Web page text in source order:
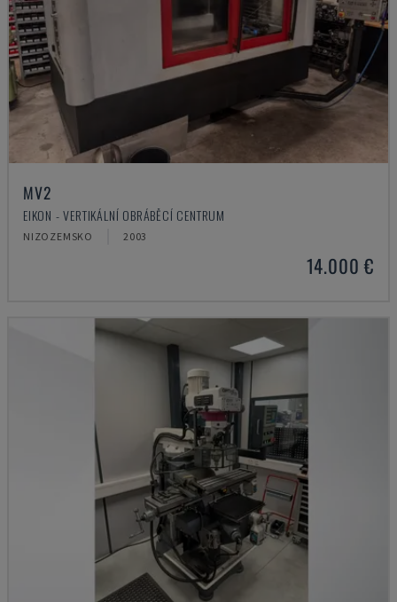
MV2
EIKON - VERTIKÁLNÍ OBRÁBĚCÍ CENTRUM
NIZOZEMSKO 2003
14.000 €